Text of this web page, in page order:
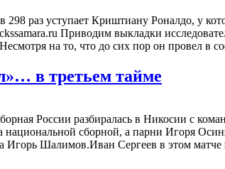
298 раз уступает Криштиану Роналдо, у
Приводим выкладки
на то, что до сих пор он провел
в третьем тайме
России разбиралась в Никосии с
сборной, а парни Игоря
Игорь Шалимов.Иван Сергеев в этом